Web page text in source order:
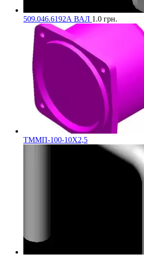
509.046.6192А ВАЛ 1.0 грн.
ТММП-100-10Х2,5